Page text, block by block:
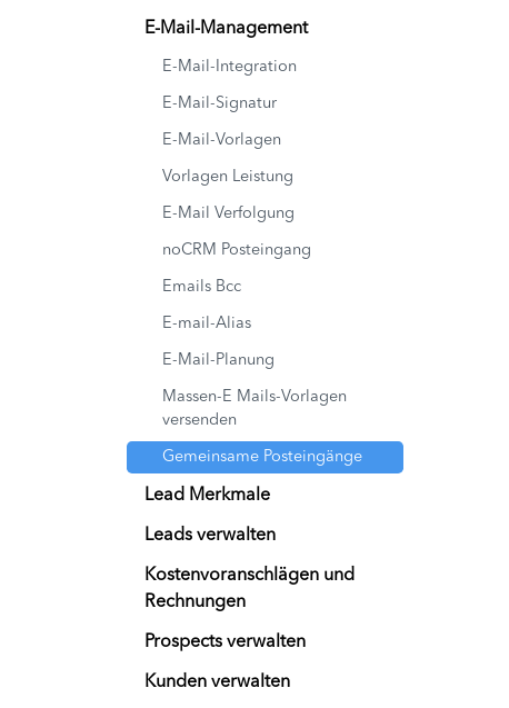
E-Mail-Management
E-Mail-Integration
E-Mail-Signatur
E-Mail-Vorlagen
Vorlagen Leistung
E-Mail Verfolgung
noCRM Posteingang
Emails Bcc
E-mail-Alias
E-Mail-Planung
Massen-E Mails-Vorlagen
versenden
Gemeinsame Posteingänge
Lead Merkmale
Leads verwalten
Kostenvoranschlägen und
Rechnungen
Prospects verwalten
Kunden verwalten